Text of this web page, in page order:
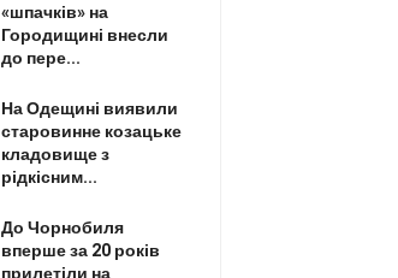
«шпачків» на
Городищині внесли
до пере...
На Одещині виявили
старовинне козацьке
кладовище з
рідкісним...
До Чорнобиля
вперше за 20 років